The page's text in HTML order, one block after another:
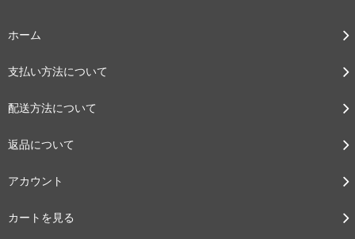
ホーム
支払い方法について
配送方法について
返品について
アカウント
カートを見る